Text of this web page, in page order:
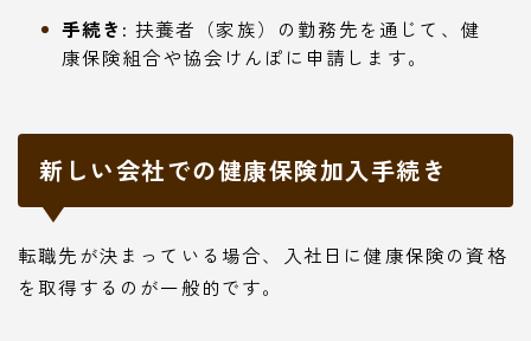
手続き: 扶養者（家族）の勤務先を通じて、健
康保険組合や協会けんぽに申請します。
新しい会社での健康保険加入手続き
転職先が決まっている場合、入社日に健康保険の資格
を取得するのが一般的です。